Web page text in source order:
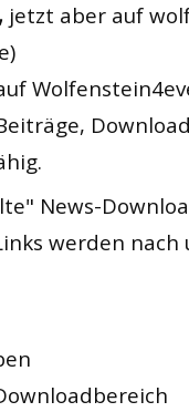
jetzt aber auf
News-
werden nach